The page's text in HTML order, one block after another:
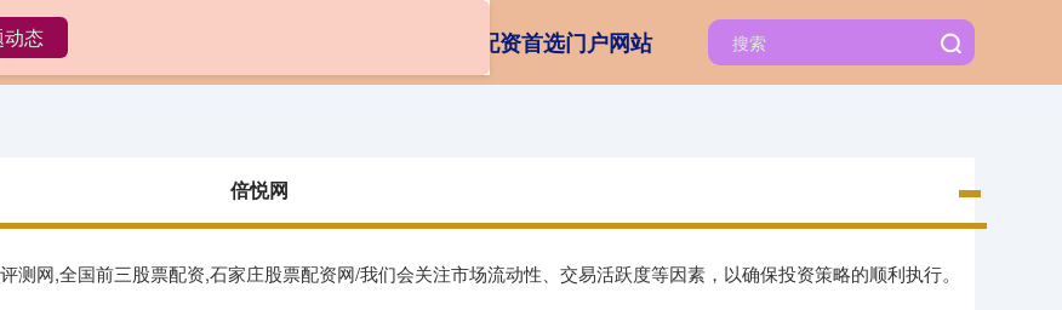
网 配资首选门户网站
倍悦网
网,全国前三股票配资,石家庄股票配资网/我们会关注市场流动性、交易活跃度等因素，以确保投资策略的顺利执行。
态